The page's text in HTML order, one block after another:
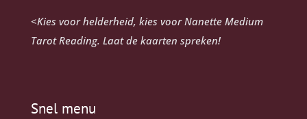
<Kies voor helderheid, kies voor Nanette Medium
Tarot Reading. Laat de kaarten spreken!
Snel menu